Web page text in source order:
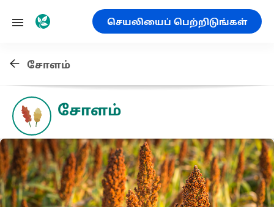
செயலியைப் பெற்றிடுங்கள்
சோளம்
சோளம்